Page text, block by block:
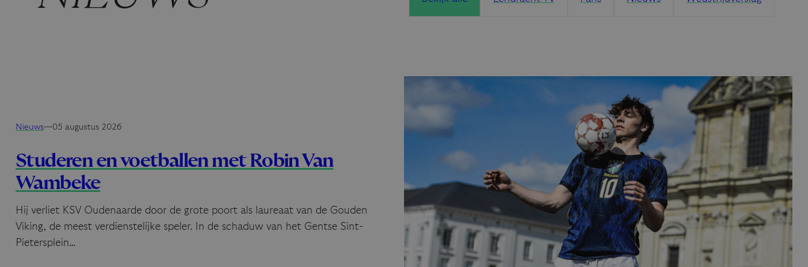
Nieuws—05 augustus 2026
Studeren en voetballen met Robin Van
Wambeke
Hij verliet KSV Oudenaarde door de grote poort als laureaat van de Gouden
Viking, de meest verdienstelijke speler. In de schaduw van het Gentse Sint-
Pietersplein…